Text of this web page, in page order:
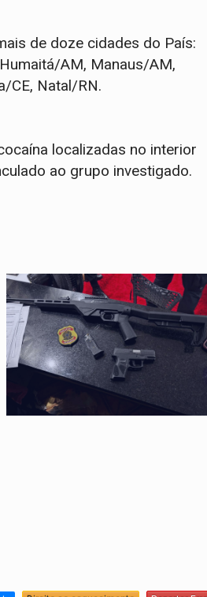
de doze cidades do País:
AM, Manaus/AM,
CE, Natal/RN.
localizadas no interior
ao grupo investigado.